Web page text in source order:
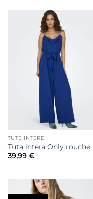
TUTE INTERE
Tuta intera Only rouche
39,99 €